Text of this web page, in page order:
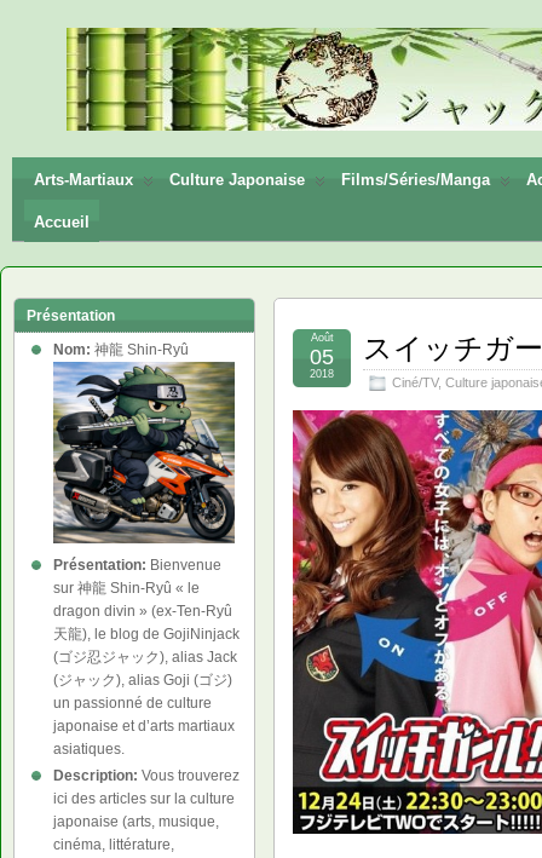
神龍
Shin-
Ryū
Arts-Martiaux Culture Japonaise Films/Séries/Manga
Accueil
スイッチガ
Ciné/TV, Culture
Août
05
2018
Présentation
Nom: 神龍 Shin-Ryû
Présentation: Bienvenue
sur 神龍 Shin-Ryû « le
dragon divin » (ex-Ten-Ryû
天龍), le blog de GojiNinjack
(ゴジ忍ジャック), alias Jack
(ジャック), alias Goji (ゴジ)
un passionné de culture
japonaise et d’arts martiaux
asiatiques.
Description: Vous trouverez
ici des articles sur la culture
japonaise (arts, musique,
cinéma, littérature,